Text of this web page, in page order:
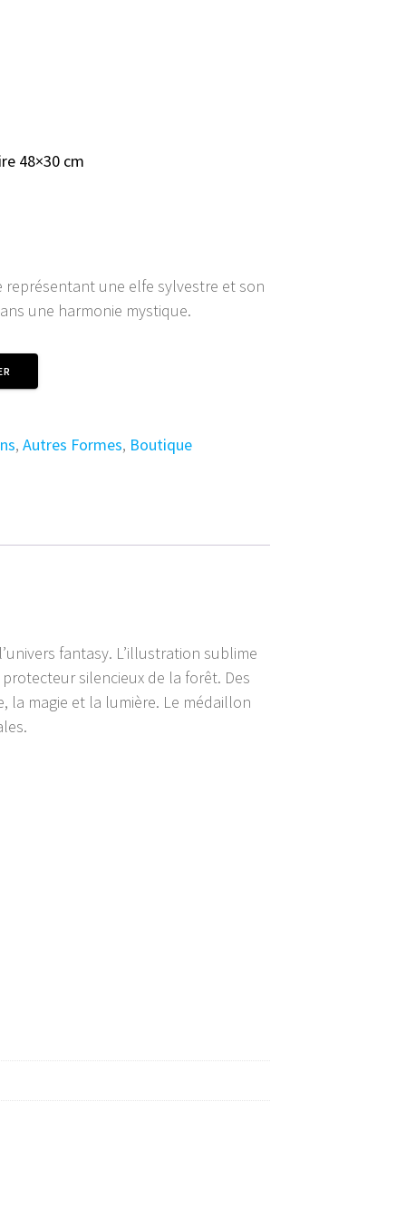
48×30 cm
une elfe sylvestre et son
une harmonie mystique.
, Autres Formes, Boutique
fantasy. L’illustration sublime
silencieux de la forêt. Des
la magie et la lumière. Le médaillon